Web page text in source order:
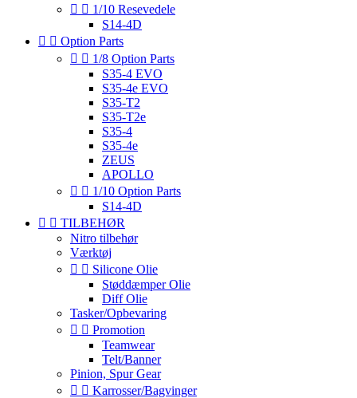
  1/10 Resevedele
S14-4D
  Option Parts
  1/8 Option Parts
S35-4 EVO
S35-4e EVO
S35-T2
S35-T2e
S35-4
S35-4e
ZEUS
APOLLO
  1/10 Option Parts
S14-4D
  TILBEHØR
Nitro tilbehør
Værktøj
  Silicone Olie
Støddæmper Olie
Diff Olie
Tasker/Opbevaring
  Promotion
Teamwear
Telt/Banner
Pinion, Spur Gear
  Karrosser/Bagvinger